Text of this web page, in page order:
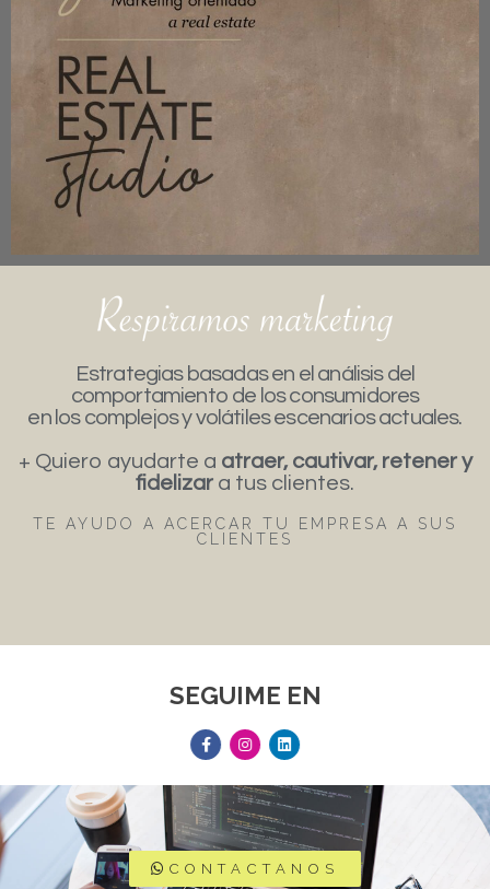
Estrategias basadas en el análisis del
comportamiento de los consumidores
en los complejos y volátiles escenarios actuales.
+ Quiero ayudarte a atraer, cautivar, retener y
fidelizar a tus clientes.
TE AYUDO A ACERCAR TU EMPRESA A SUS
CLIENTES
SEGUIME EN
CONTACTANOS